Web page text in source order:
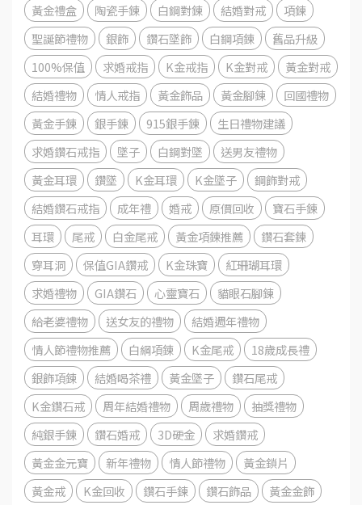
黃金禮盒
陶瓷手鍊 白鋼對鍊 結婚對戒
項鍊
聖誕節禮物
銀飾 鑽石墜飾 白鋼項鍊
舊品升級
100%保值
求婚戒指 K金戒指 K金對戒
黃金對戒
結婚禮物
情人戒指 黃金飾品 黃金腳鍊
回國禮物
黃金手鍊
銀手鍊 915銀手鍊
生日禮物建議
求婚鑽石戒指
墜子 白鋼對墜
送男友禮物
黃金耳環
鑽墜 K金耳環 K金墜子
鋼飾對戒
結婚鑽石戒指
成年禮 婚戒 原價回收
寶石手鍊
耳環
尾戒 白金尾戒 黃金項鍊推薦
鑽石套鍊
穿耳洞
保值GIA鑽戒 K金珠寶
紅珊瑚耳環
求婚禮物
GIA鑽石 心靈寶石
貓眼石腳鍊
給老婆禮物
送女友的禮物
結婚週年禮物
情人節禮物推薦
白綱項鍊 K金尾戒
18歲成長禮
銀飾項鍊
結婚喝茶禮 黃金墜子
鑽石尾戒
K金鑽石戒
周年結婚禮物 周歲禮物
抽獎禮物
純銀手鍊
鑽石婚戒 3D硬金
求婚鑽戒
黃金金元寶
新年禮物 情人節禮物
黃金鎖片
黃金戒
K金回收 鑽石手鍊 鑽石飾品
黃金金飾